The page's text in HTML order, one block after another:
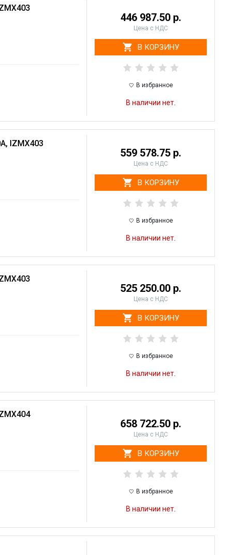
446 987.50 р.
Цена с НДС
В КОРЗИНУ
В избранное
В наличии нет.
IZMX403
559 578.75 р.
Цена с НДС
В КОРЗИНУ
В избранное
В наличии нет.
525 250.00 р.
Цена с НДС
В КОРЗИНУ
В избранное
В наличии нет.
658 722.50 р.
Цена с НДС
В КОРЗИНУ
В избранное
В наличии нет.